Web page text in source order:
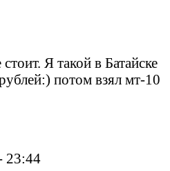
Я такой в Батайске
потом взял мт-10
23:44